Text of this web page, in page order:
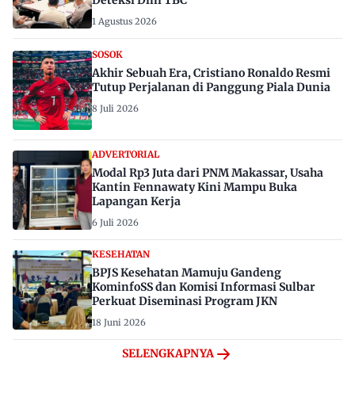
1 Agustus 2026
SOSOK
Akhir Sebuah Era, Cristiano Ronaldo Resmi
Tutup Perjalanan di Panggung Piala Dunia
8 Juli 2026
ADVERTORIAL
Modal Rp3 Juta dari PNM Makassar, Usaha
Kantin Fennawaty Kini Mampu Buka
Lapangan Kerja
6 Juli 2026
KESEHATAN
BPJS Kesehatan Mamuju Gandeng
KominfoSS dan Komisi Informasi Sulbar
Perkuat Diseminasi Program JKN
18 Juni 2026
SELENGKAPNYA